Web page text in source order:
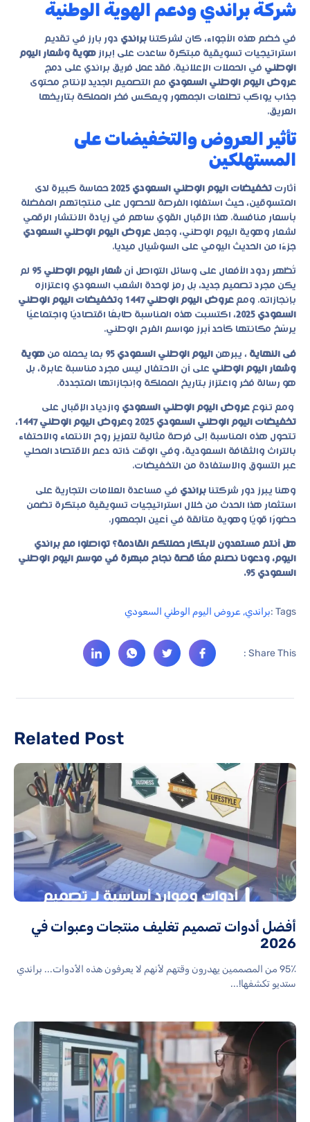
شركة براندي ودعم الهوية الوطنية
في خضم هذه الأجواء، كان لشركتنا براندي دور بارز في تقديم
استراتيجيات تسويقية مبتكرة ساعدت على إبراز هوية وشعار اليوم
الوطني في الحملات الإعلانية. فقد عمل فريق براندي على دمج
عروض اليوم الوطني السعودي مع التصميم الجديد لإنتاج محتوى
جذاب يواكب تطلعات الجمهور ويعكس فخر المملكة بتاريخها
العريق.
تأثير العروض والتخفيضات على
المستهلكين
أثارت تخفيضات اليوم الوطني السعودي 2025
حماسة كبيرة لدى
المتسوقين، حيث استغلوا الفرصة للحصول على منتجاتهم المفضلة
بأسعار منافسة. هذا الإقبال القوي ساهم في زيادة الانتشار الرقمي
لشعار وهوية اليوم الوطني، وجعل عروض اليوم الوطني السعودي
جزءًا من الحديث اليومي على السوشيال ميديا.
تُظهر ردود الأفعال على وسائل التواصل أن شعار اليوم الوطني 95
لم
يكن مجرد تصميم جديد، بل رمز لوحدة الشعب السعودي واعتزازه
بإنجازاته. ومع عروض اليوم الوطني 1447 وتخفيضات اليوم الوطني
السعودي 2025
، اكتسبت هذه المناسبة طابعًا اقتصاديًا واجتماعيًا
يرسّخ مكانتها كأحد أبرز مواسم الفرح الوطني.
فى النهاية ، يبرهن اليوم الوطني السعودي 95 بما يحمله من هوية
وشعار اليوم الوطني على أن الاحتفال ليس مجرد مناسبة عابرة، بل
هو رسالة فخر واعتزاز بتاريخ المملكة وإنجازاتها المتجددة.
ومع تنوع عروض اليوم الوطني السعودي وازدياد الإقبال على
تخفيضات اليوم الوطني السعودي 2025
وعروض اليوم الوطني 1447
،
تتحول هذه المناسبة إلى فرصة مثالية لتعزيز روح الانتماء والاحتفاء
بالتراث والثقافة السعودية، وفي الوقت ذاته دعم الاقتصاد المحلي
عبر التسوق والاستفادة من التخفيضات.
وهنا يبرز دور شركتنا براندي في مساعدة العلامات التجارية على
استثمار هذا الحدث من خلال استراتيجيات تسويقية مبتكرة تضمن
حضورًا قويًا وهوية متألقة في أعين الجمهور.
هل أنتم مستعدون لابتكار حملتكم القادمة؟ تواصلوا مع براندي
اليوم، ودعونا نصنع معًا قصة نجاح مبهرة في موسم اليوم الوطني
السعودي 95.
Tags : براندي, عروض اليوم الوطني السعودي
Share This :
Related Post
أفضل أدوات تصميم تغليف منتجات وعبوات في
2026
95٪ من المصممين يهدرون وقتهم لأنهم لا يعرفون هذه الأدوات... براندي
ستديو تكشفها!...